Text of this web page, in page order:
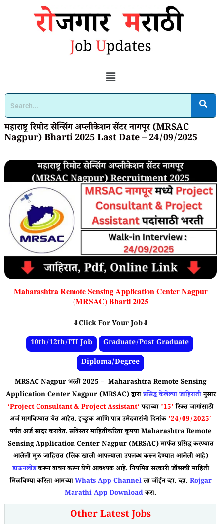
महाराष्ट्र रिमोट सेन्सिंग अप्लीकेशन सेंटर नागपूर (MRSAC
Nagpur) Bharti 2025 Last Date – 24/09/2025
Maharashtra Remote Sensing Application Center Nagpur
(MRSAC) Bharti 2025
⇓Click For Your Job⇓
10th/12th/ITI Job
Graduate/Post Graduate
Diploma/Degree
MRSAC Nagpur भरती 2025 – Maharashtra Remote Sensing
Application Center Nagpur (MRSAC)द्वाराप्रसिद्ध केलेल्या जाहिरातीनुसार
‘Project Consultant & Project Assistant‘पदाच्या’15’रिक्त जागांसाठी
अर्ज मागविण्यात येत आहेत. इच्छुक आणि पात्र उमेदवारांनी दिनांक ’24/09/2025′
पर्यंत अर्ज सादर करावेत.सविस्तर माहितीकरिता कृपया Maharashtra Remote
Sensing Application Center Nagpur (MRSAC) मार्फत प्रसिद्ध करण्यात
आलेली मूळ जाहिरात (लिंक खाली आपल्याला उपलब्ध करून देण्यात आलेली आहे)
डाऊनलोडकरून वाचन करून घेणे आवश्यक आहे. नियमित सरकारी जॉब्सची माहिती
मिळविण्या करिता आमच्याWhats App Channelला जॉईन व्हा. व्हा. Rojgar
Marathi App Downloadकरा.
Other Latest Jobs